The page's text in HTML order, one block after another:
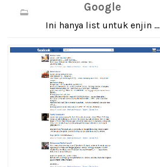
Google
Ini hanya list untuk enjin ...